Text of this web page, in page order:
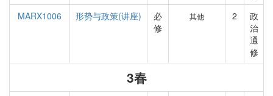
MARX1006
形势与政策(讲座)
必
修
其他 2
政
治
通
修
3春